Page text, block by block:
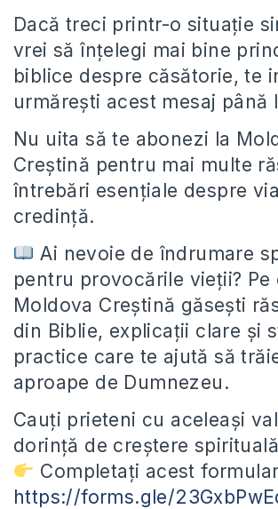
Dacă treci printr-o situație
vrei să înțelegi mai bine
biblice despre căsătorie, te
urmărești acest mesaj până
Nu uita să te abonezi la
Creștină pentru mai multe
întrebări esențiale despre
credință.
Ai nevoie de îndrumare
pentru provocările vieții? Pe
Moldova Creștină găsești
din Biblie, explicații clare și
practice care te ajută să
aproape de Dumnezeu.
Cauți prieteni cu aceleași
dorință de creștere
Completați acest
https://forms.gle/